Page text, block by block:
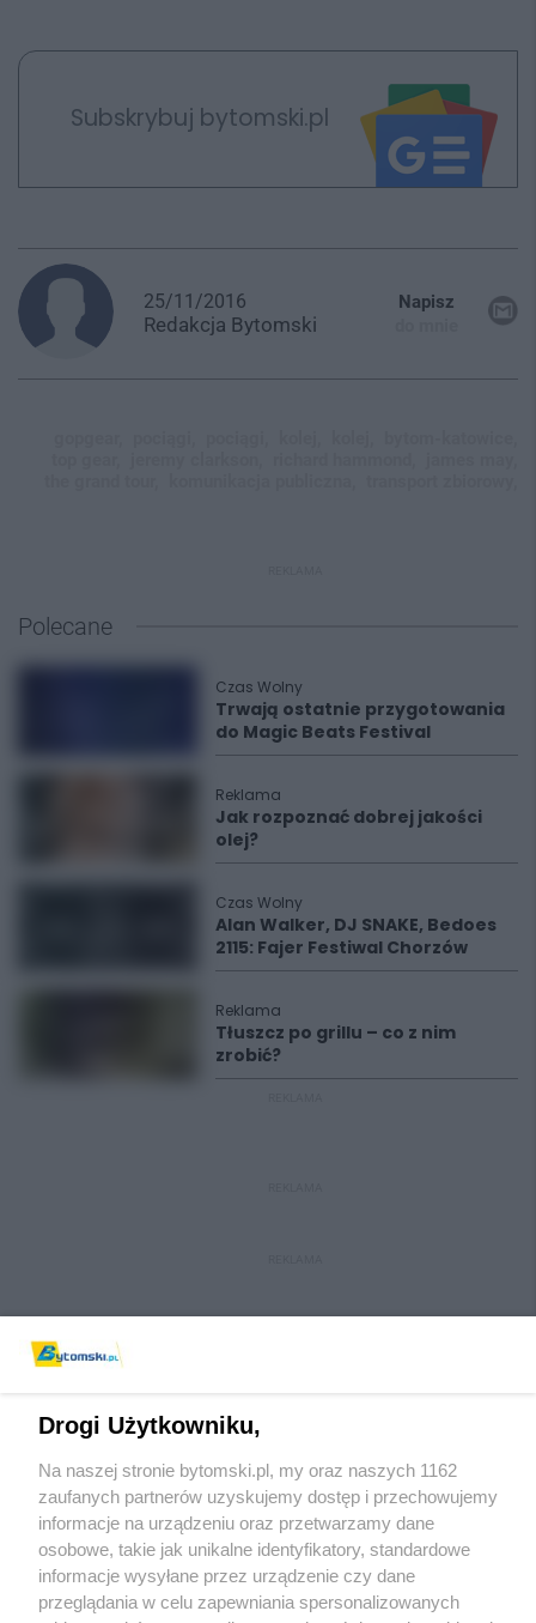
Subskrybuj bytomski.pl
25/11/2016
Redakcja Bytomski
Napisz
Polecane
Czas Wolny
Trwają ostatnie przygotowania
do Magic Beats Festival
Reklama
Jak rozpoznać dobrej jakości
olej?
Czas Wolny
Alan Walker, DJ SNAKE, Bedoes
2115: Fajer Festiwal Chorzów
Reklama
Tłuszcz po grillu – co z nim
zrobić?
Wydawca mediów lokalnych
Drogi Użytkowniku,
Na naszej stronie bytomski.pl, my oraz naszych 1162
zaufanych partnerów uzyskujemy dostęp i przechowujemy
informacje na urządzeniu oraz przetwarzamy dane
osobowe, takie jak unikalne identyfikatory, standardowe
informacje wysyłane przez urządzenie czy dane
przeglądania w celu zapewniania spersonalizowanych